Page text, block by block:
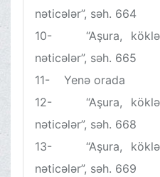
nəticələr”, səh. 664
10- “Aşura, köklər,
nəticələr”, səh. 665
11- Yenə orada
12- “Aşura, köklər,
nəticələr”, səh. 668
13- “Aşura, köklər,
nəticələr”, səh. 669